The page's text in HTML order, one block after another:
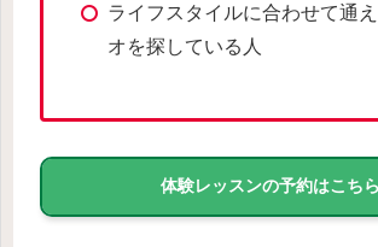
ライフスタイルに合わせて通
オを探している人
体験レッスンの予約はこちら